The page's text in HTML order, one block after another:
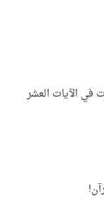
في الآيات العشر